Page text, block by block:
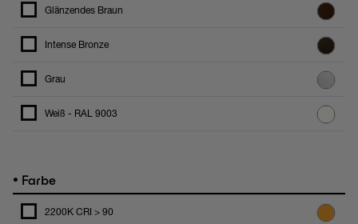
Glänzendes Braun
Intense Bronze
Grau
Weiß - RAL 9003
• Farbe
2200K CRI > 90